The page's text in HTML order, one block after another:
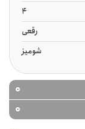
4
رقعی
شومیز
0
0